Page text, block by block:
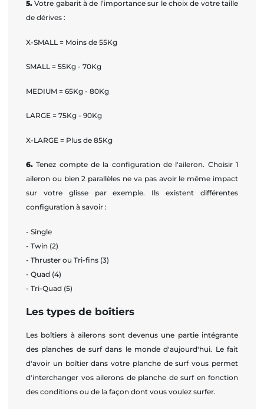
5. Votre gabarit à de l’importance sur le choix de votre taille
de dérives :
X-SMALL = Moins de 55Kg
SMALL = 55Kg - 70Kg
MEDIUM = 65Kg - 80Kg
LARGE = 75Kg - 90Kg
X-LARGE = Plus de 85Kg
6. Tenez compte de la configuration de l'aileron. Choisir 1
aileron ou bien 2 parallèles ne va pas avoir le même impact
sur votre glisse par exemple. Ils existent différentes
configuration à savoir :
- Single
- Twin (2)
- Thruster ou Tri-fins (3)
- Quad (4)
- Tri-Quad (5)
Les types de boîtiers
Les boîtiers à ailerons sont devenus une partie intégrante
des planches de surf dans le monde d'aujourd'hui. Le fait
d'avoir un boîtier dans votre planche de surf vous permet
d'interchanger vos ailerons de planche de surf en fonction
des conditions ou de la façon dont vous voulez surfer.